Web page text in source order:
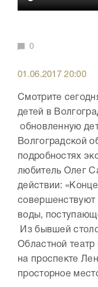
0
01.06.2017 20:00
Смотрите
детей в
обновленную
Волгоградской
подробностях
любитель Олег
действии:
совершенствуют
воды,
Из бывшей
Областной
на проспекте
просторное